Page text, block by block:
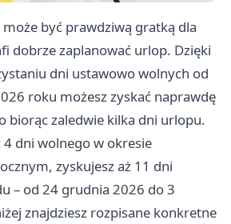
może być prawdziwą gratką dla
dobrze zaplanować urlop. Dzięki
dni ustawowo wolnych od
roku możesz zyskać naprawdę
biorąc zaledwie kilka dni urlopu.
4 dni wolnego w okresie
zyskujesz aż 11 dni
– od 24 grudnia 2026 do 3
znajdziesz rozpisane konkretne